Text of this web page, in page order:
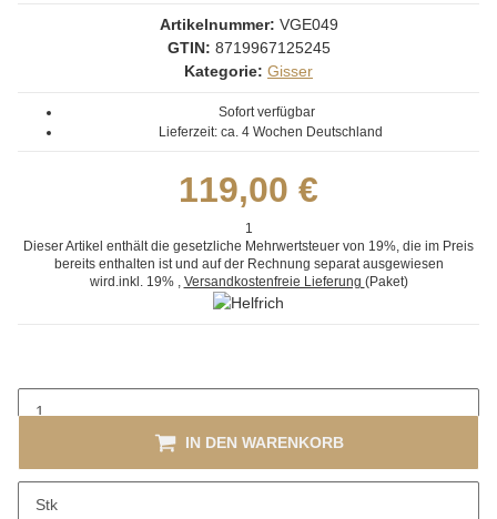
Artikelnummer: VGE049
GTIN: 8719967125245
Kategorie: Gisser
Sofort verfügbar
Lieferzeit: ca. 4 Wochen Deutschland
119,00 €
1
Dieser Artikel enthält die gesetzliche Mehrwertsteuer von 19%, die im Preis
bereits enthalten ist und auf der Rechnung separat ausgewiesen
wird.inkl. 19%, Versandkostenfreie Lieferung (Paket)
Stk
IN DEN WARENKORB